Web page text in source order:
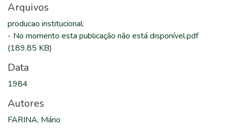
Arquivos
producao institucional:
- No momento esta publicação não está disponível.pdf
(189.85 KB)
Data
1984
Autores
FARINA, Mário